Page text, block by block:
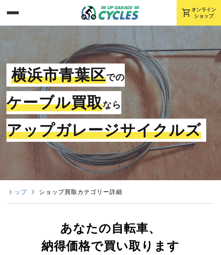
shopping_cart オンライン
ショップ
横浜市青葉区での
ケーブル買取なら
アップガレージサイクルズ
トップ ショップ買取カテゴリー詳細
あなたの自転車、
納得価格で買い取ります